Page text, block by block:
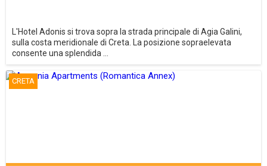
L'Hotel Adonis si trova sopra la strada principale di Agia Galini,
sulla costa meridionale di Creta. La posizione sopraelevata
consente una splendida ...
CRETA